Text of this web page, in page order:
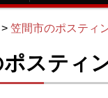
> 笠間市のポスティ
スティ